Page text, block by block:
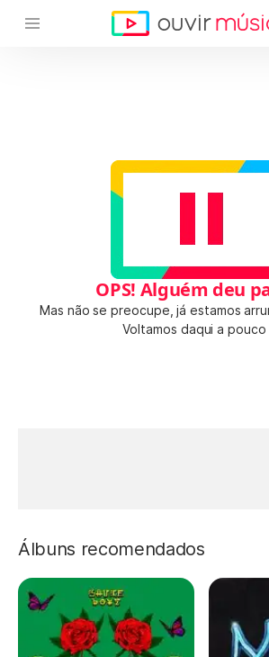
OPS! Alguém deu
Mas não se preocupe, já estamos
Voltamos daqui a pouco
Álbuns recomendados